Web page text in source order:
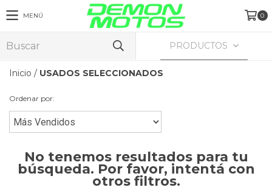
MENÚ 0
PRODUCTOS
Inicio / USADOS SELECCIONADOS
Ordenar por:
No tenemos resultados para tu
búsqueda. Por favor, intentá con
otros filtros.